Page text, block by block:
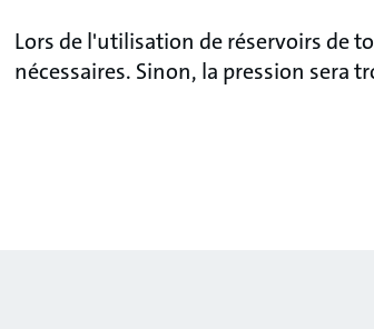
Lors de l'utilisation de réservoirs de
nécessaires. Sinon, la pression sera